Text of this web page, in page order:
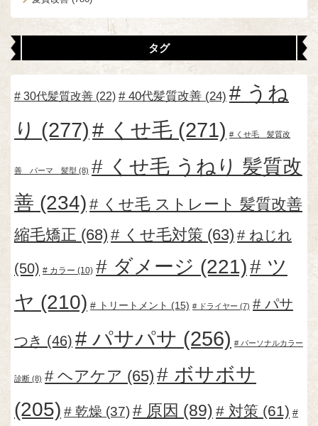
タグ
30代髪質改善 (22) 40代髪質改善 (24)
うね
り (277) くせ毛 (271) くせ毛 髪質改
善 パーマ 髪型 (8)
くせ毛 うねり 髪質改
善 (234)
くせ毛 ストレート 髪質改善
縮毛矯正 (68) くせ毛対策 (63) ねじれ
(50) カラー (10) ダメージ (221)
ツ
ヤ (210) トリートメント (15) ドライヤー (7) パサ
つき (46) パサパサ (256) パーソナルカラー
診断 (8) ヘアケア (65)
ボサボサ
(205)
乾燥 (37) 原因 (89) 対策 (61)